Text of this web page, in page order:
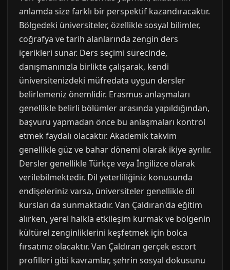
anlamda size farklı bir perspektif kazandıracaktır.
Bölgedeki üniversiteler, özellikle sosyal bilimler,
coğrafya ve tarih alanlarında zengin ders
içerikleri sunar. Ders seçimi sürecinde,
danışmanınızla birlikte çalışarak, kendi
üniversitenizdeki müfredata uygun dersler
belirlemeniz önemlidir. Erasmus anlaşmaları
genellikle belirli bölümler arasında yapıldığından,
başvuru yapmadan önce bu anlaşmaları kontrol
etmek faydalı olacaktır. Akademik takvim
genellikle güz ve bahar dönemi olarak ikiye ayrılır.
Dersler genellikle Türkçe veya İngilizce olarak
verilebilmektedir. Dil yeterliliğiniz konusunda
endişeleriniz varsa, üniversiteler genellikle dil
kursları da sunmaktadır. Van Çaldıran'da eğitim
alırken, yerel halkla etkileşim kurmak ve bölgenin
kültürel zenginliklerini keşfetmek için bolca
fırsatınız olacaktır. Van Çaldıran gerçek escort
profilleri gibi kavramlar, şehrin sosyal dokusunu